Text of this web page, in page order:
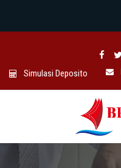
Simulasi Deposito